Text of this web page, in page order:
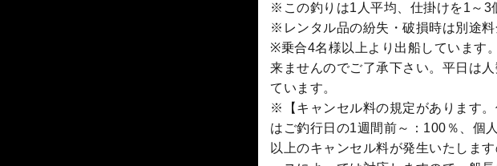
※この釣りは1人平均、仕掛けを1～3
※レンタル品の紛失・破損時は別途料
※乗合4名様以上より出船しています
来ませんのでご了承下さい。平日は
ています。
※【キャンセル料の規定があります
はご釣行日の1週間前～：100％、個
以上のキャンセル料が発生いたしま